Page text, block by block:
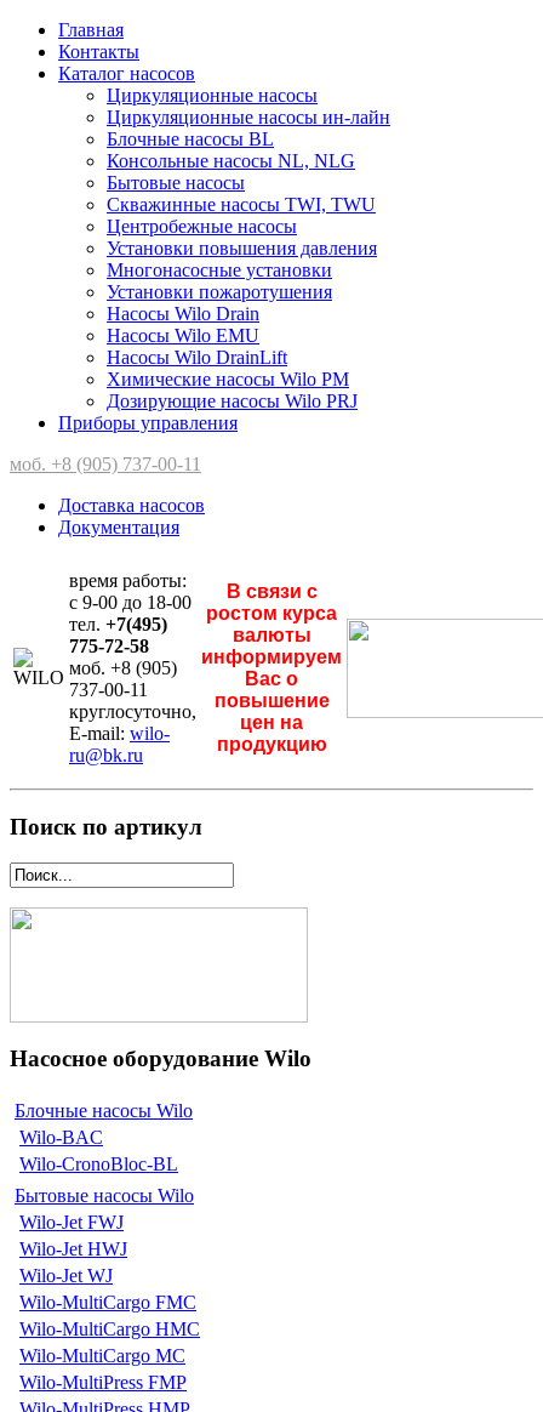
Главная
Контакты
Каталог насосов
Циркуляционные насосы
Циркуляционные насосы ин-лайн
Блочные насосы BL
Консольные насосы NL, NLG
Бытовые насосы
Скважинные насосы TWI, TWU
Центробежные насосы
Установки повышения давления
Многонасосные установки
Установки пожаротушения
Насосы Wilo Drain
Насосы Wilo EMU
Насосы Wilo DrainLift
Химические насосы Wilo PM
Дозирующие насосы Wilo PRJ
Приборы управления
моб. +8 (905) 737-00-11
Доставка насосов
Документация
время работы:
с 9-00 до 18-00
тел. +7(495)
775-72-58
моб. +8 (905)
737-00-11
круглосуточно,
E-mail: wilo-
ru@bk.ru
В связи с
ростом курса
валюты
информируем
Вас о
повышение
цен на
продукцию
Поиск по артикул
Насосное оборудование Wilo
Блочные насосы Wilo
Wilo-BAC
Wilo-CronoBloc-BL
Бытовые насосы Wilo
Wilo-Jet FWJ
Wilo-Jet HWJ
Wilo-Jet WJ
Wilo-MultiCargo FMC
Wilo-MultiCargo HMC
Wilo-MultiCargo MC
Wilo-MultiPress FMP